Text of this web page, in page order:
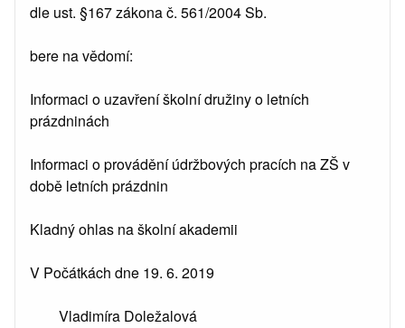
dle ust. §167 zákona č. 561/2004 Sb.
bere na vědomí:
Informaci o uzavření školní družiny o letních
prázdninách
Informaci o provádění údržbových pracích na ZŠ v
době letních prázdnin
Kladný ohlas na školní akademii
V Počátkách dne 19. 6. 2019
Vladimíra Doležalová